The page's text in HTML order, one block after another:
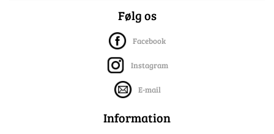
Følg os
Facebook
Instagram
E-mail
Information